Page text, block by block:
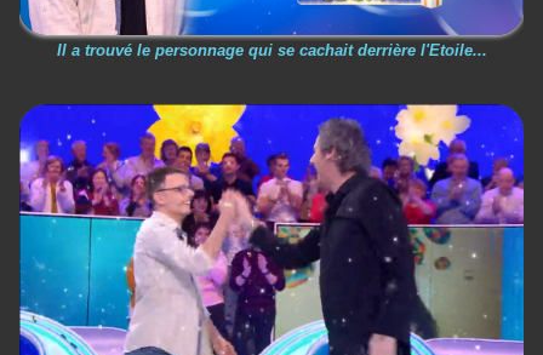
Il a trouvé le personnage qui se cachait derrière l'Etoile...